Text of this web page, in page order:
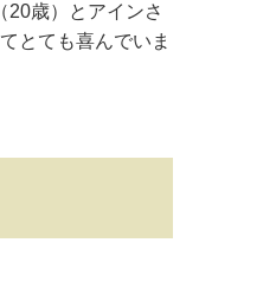
20歳）とアインさ
とても喜んでいま